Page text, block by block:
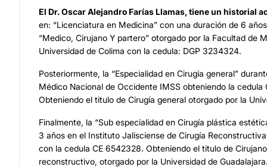
El Dr. Oscar Alejandro Farías Llamas, tiene un historial
en: “Licenciatura en Medicina” con una duración de 6
“Medico, Cirujano Y partero” otorgado por la Facultad de
Universidad de Colima con la cedula: DGP 3234324.
Posteriormente, la “Especialidad en Cirugía general”
Médico Nacional de Occidente IMSS obteniendo la cedula
Obteniendo el titulo de Cirugía general otorgado por la
Finalmente, la “Sub especialidad en Cirugía plástica
3 años en el Instituto Jalisciense de Cirugía Reconstructiva
con la cedula CE 6542328. Obteniendo el titulo de
reconstructivo, otorgado por la Universidad de Guadalajara.